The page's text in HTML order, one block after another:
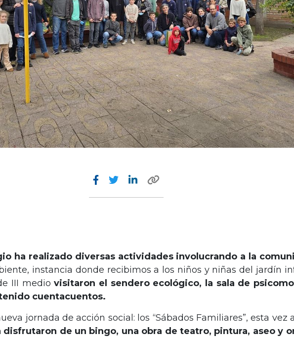
ha realizado diversas actividades involucrando a la
instancia donde recibimos a los niños y niñas del jardín
III mediovisitaron el sendero ecológico, la sala de
cuentacuentos.
jornada de acción social: los “Sábados Familiares”, esta vez
de un bingo, una obra de teatro, pintura, aseo y